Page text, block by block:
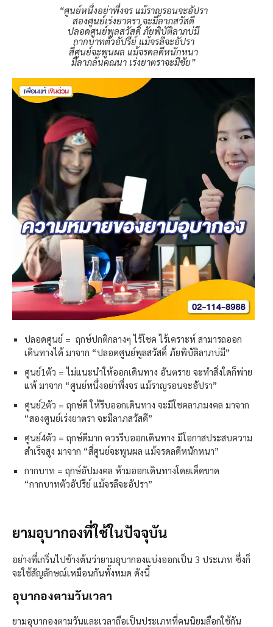
“ศูนย์หนึ่งอย่าพึ่งจร แม้ราญรอนจะอัปรา
สองศูนย์เร่งยาตรา จะมีลาภสวัสดี
ปลอดศูนย์พูลสวัสดิ์ ภัยพิบัติลาภบ่มี
กากบาทตัวอัปรีย์ แม้จรลีจะอัปรา
สี่ศูนย์จะพูนผล แม้จรดลดีหนักหนา
มีลาภล้นคณนา เร่งยาตราจะมีชัย”
ปลอดศูนย์ = ฤกษ์ปกติกลางๆ ไร้โชค ไร้เคราะห์ สามารถออก
เดินทางได้ มาจาก “ปลอดศูนย์พูลสวัสดิ์ ภัยพิบัติลาภบ่มี”
ศูนย์1ตัว = ไม่แนะนำให้ออกเดินทาง อันตราย จะทำสิ่งใดก็พ่าย
แพ้ มาจาก “ศูนย์หนึ่งอย่าพึ่งจร แม้ราญรอนจะอัปรา”
ศูนย์2ตัว = ฤกษ์ดี ให้รีบออกเดินทาง จะมีโชคลาภมงคล มาจาก
“สองศูนย์เร่งยาตรา จะมีลาภสวัสดี”
ศูนย์4ตัว = ฤกษ์ดีมาก ควรรีบออกเดินทาง มีโอกาสประสบความ
สำเร็จสูง มาจาก “สี่ศูนย์จะพูนผล แม้จรดลดีหนักหนา”
กากบาท = ฤกษ์อัปมงคล ห้ามออกเดินทางโดยเด็ดขาด
“กากบาทตัวอัปรีย์ แม้จรลีจะอัปรา”
ยามอุบากองที่ใช้ในปัจจุบัน
อย่างที่เกริ่นไปข้างต้นว่ายามอุบากองแบ่งออกเป็น 3 ประเภท ซึ่งก็
จะใช้สัญลักษณ์เหมือนกันทั้งหมด ดังนี้
อุบากองตามวันเวลา
ยามอุบากองตามวันและเวลาถือเป็นประเภทที่คนนิยมลือกใช้กัน